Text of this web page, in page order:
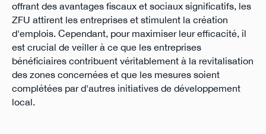
offrant des avantages fiscaux et sociaux significatifs, les
ZFU attirent les entreprises et stimulent la création
d'emplois. Cependant, pour maximiser leur efficacité, il
est crucial de veiller à ce que les entreprises
bénéficiaires contribuent véritablement à la revitalisation
des zones concernées et que les mesures soient
complétées par d'autres initiatives de développement
local.